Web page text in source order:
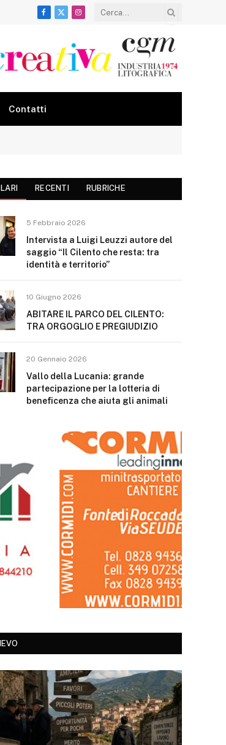
Facebook
X
Instagram
Contatti
RECENTI RUBRICHE
5 Febbraio 2026
Intervista a Luigi Leuzzi autore del
saggio “Il Cilento che resta: tra
identità e territorio”
10 Giugno 2026
ABITARE IL PARCO DEL CILENTO:
TRA ORGOGLIO E PREGIUDIZIO
20 Gennaio 2026
Vallo della Lucania: grande
partecipazione per la lotteria di
beneficenza che aiuta gli animali